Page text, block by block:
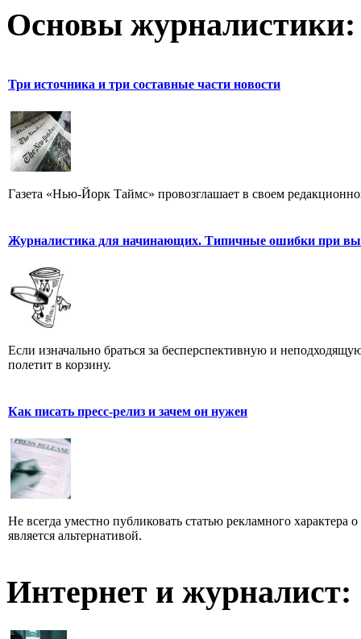
Основы журналистики:
Три источника и три составные части новости
Газета «Нью-Йорк Таймс» провозглашает в своем
Журналистика для начинающих. Типичные ошибки при
Если изначально браться за бесперспективную и
полетит в корзину.
Как писать пресс-релиз и зачем он нужен
Не всегда уместно публиковать статью рекламного
является альтернативой.
Интернет и журналист: